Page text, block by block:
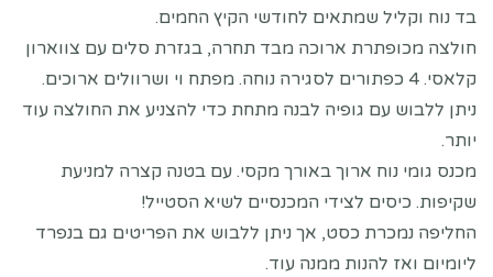
בד נוח וקליל שמתאים לחודשי הקיץ החמים.
חולצה מכופתרת ארוכה מבד תחרה, בגזרת סלים עם צווארון
קלאסי. 4 כפתורים לסגירה נוחה. מפתח וי ושרוולים ארוכים.
ניתן ללבוש עם גופיה לבנה מתחת כדי להצניע את החולצה עוד
יותר.
מכנס גומי נוח ארוך באורך מקסי. עם בטנה קצרה למניעת
שקיפות. כיסים לצידי המכנסיים לשיא הסטייל!
החליפה נמכרת כסט, אך ניתן ללבוש את הפריטים גם בנפרד
ליומיום ואז להנות ממנה עוד.